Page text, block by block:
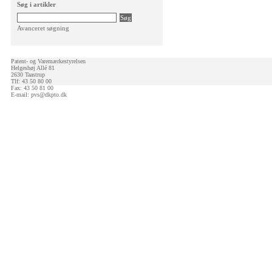
Søg i artikler
Avanceret søgning
Patent- og Varemærkestyrelsen
Helgeshøj Allé 81
2630 Taastrup
Tlf: 43 50 80 00
Fax: 43 50 81 00
E-mail: pvs@dkpto.dk